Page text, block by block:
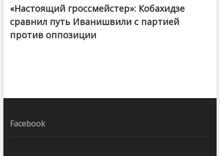
@ქართული ოცნება / Georgian Dream
«Настоящий гроссмейстер»: Кобахидзе
сравнил путь Иванишвили с партией
против оппозиции
Facebook